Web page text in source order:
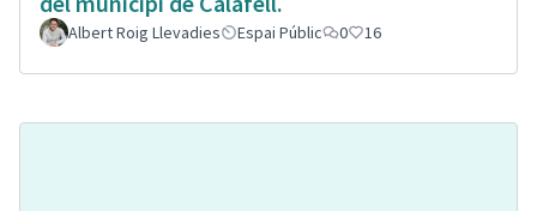
Albert Roig Llevadies Espai Públic 0 16